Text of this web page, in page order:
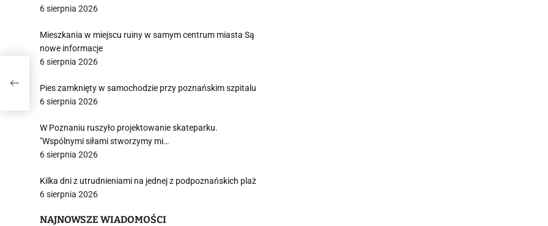
6 sierpnia 2026
Mieszkania w miejscu ruiny w samym centrum miasta Są
nowe informacje
6 sierpnia 2026
Pies zamknięty w samochodzie przy poznańskim szpitalu
6 sierpnia 2026
W Poznaniu ruszyło projektowanie skateparku.
"Wspólnymi siłami stworzymy mi…
6 sierpnia 2026
Kilka dni z utrudnieniami na jednej z podpoznańskich plaż
6 sierpnia 2026
NAJNOWSZE WIADOMOŚCI